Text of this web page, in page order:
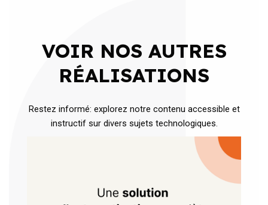
VOIR NOS AUTRES
RÉALISATIONS
Restez informé: explorez notre contenu accessible et
instructif sur divers sujets technologiques.